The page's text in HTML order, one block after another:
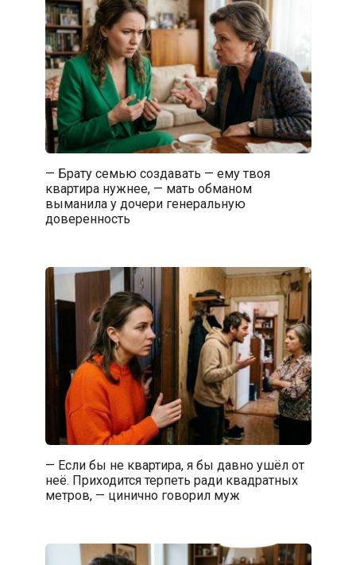
— Брату семью создавать — ему твоя
квартира нужнее, — мать обманом
выманила у дочери генеральную
доверенность
— Если бы не квартира, я бы давно ушёл от
неё. Приходится терпеть ради квадратных
метров, — цинично говорил муж